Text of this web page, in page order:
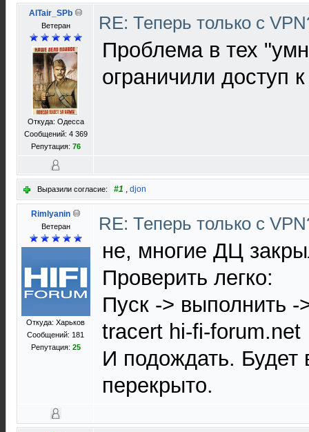
AlTair_SPb
Ветеран
Откуда: Одесса
Сообщений: 4 369
Репутация: 76
RE: Теперь только с
Проблема в тех
ограничили доступ
Выразили согласие: #1 , djon
Rimlyanin
Ветеран
Откуда: Харьков
Сообщений: 181
Репутация: 25
RE: Теперь только с
не, многие ДЦ
Проверить легко:
Пуск -> выполнить -
tracert hi-fi-forum.net
И подождать. Будет
перекрыто.